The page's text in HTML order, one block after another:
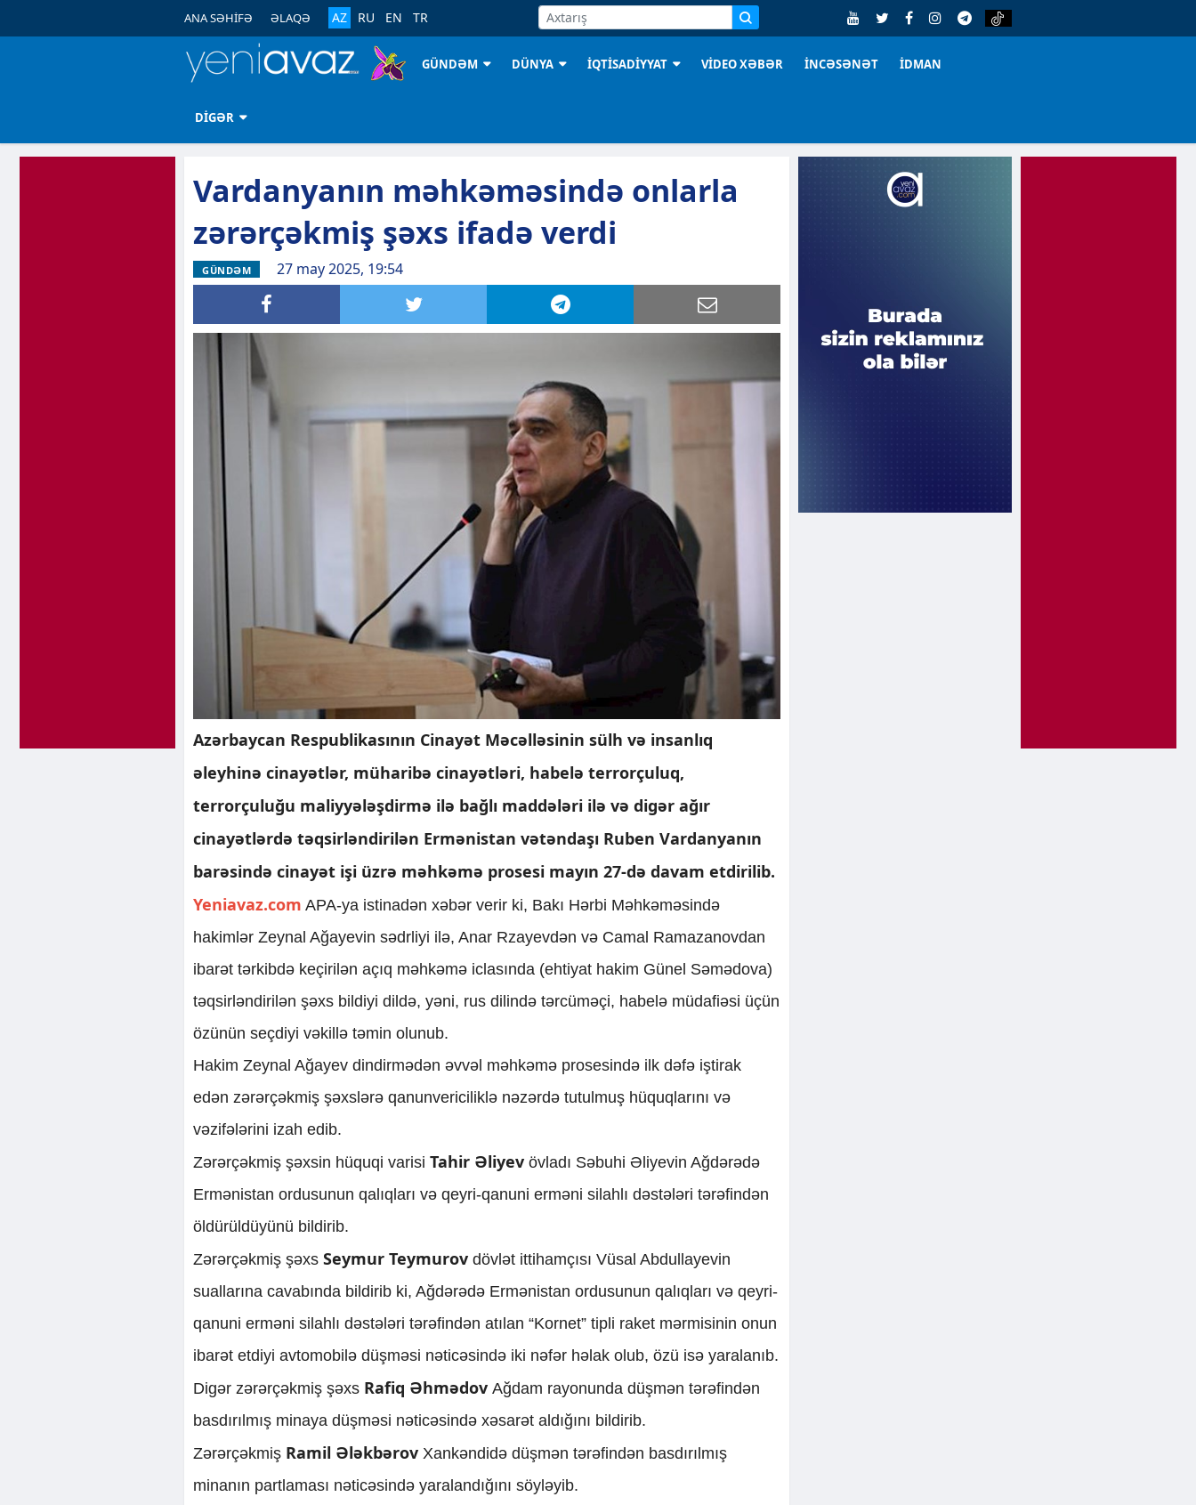
ANA SƏHİFƏ ƏLAQƏ AZ RU EN TR
GÜNDƏM DÜNYA İQTİSADİYYAT VİDEO XƏBƏR İNCƏSƏNƏT İDMAN
DİGƏR
Vardanyanın məhkəməsində onlarla
zərərçəkmiş şəxs ifadə verdi
GÜNDƏM 27 may 2025, 19:54
Azərbaycan Respublikasının Cinayət Məcəlləsinin sülh və insanlıq
əleyhinə cinayətlər, müharibə cinayətləri, habelə terrorçuluq,
terrorçuluğu maliyyələşdirmə ilə bağlı maddələri ilə və digər ağır
cinayətlərdə təqsirləndirilən Ermənistan vətəndaşı Ruben Vardanyanın
barəsində cinayət işi üzrə məhkəmə prosesi mayın 27-də davam etdirilib.
Yeniavaz.com APA-ya istinadən xəbər verir ki, Bakı Hərbi Məhkəməsində
hakimlər Zeynal Ağayevin sədrliyi ilə, Anar Rzayevdən və Camal Ramazanovdan
ibarət tərkibdə keçirilən açıq məhkəmə iclasında (ehtiyat hakim Günel Səmədova)
təqsirləndirilən şəxs bildiyi dildə, yəni, rus dilində tərcüməçi, habelə müdafiəsi üçün
özünün seçdiyi vəkillə təmin olunub.
Hakim Zeynal Ağayev dindirmədən əvvəl məhkəmə prosesində ilk dəfə iştirak
edən zərərçəkmiş şəxslərə qanunvericiliklə nəzərdə tutulmuş hüquqlarını və
vəzifələrini izah edib.
Zərərçəkmiş şəxsin hüquqi varisi Tahir Əliyev övladı Səbuhi Əliyevin Ağdərədə
Ermənistan ordusunun qalıqları və qeyri-qanuni erməni silahlı dəstələri tərəfindən
öldürüldüyünü bildirib.
Zərərçəkmiş şəxs Seymur Teymurov dövlət ittihamçısı Vüsal Abdullayevin
suallarına cavabında bildirib ki, Ağdərədə Ermənistan ordusunun qalıqları və qeyri-
qanuni erməni silahlı dəstələri tərəfindən atılan “Kornet” tipli raket mərmisinin onun
ibarət etdiyi avtomobilə düşməsi nəticəsində iki nəfər həlak olub, özü isə yaralanıb.
Digər zərərçəkmiş şəxs Rafiq Əhmədov Ağdam rayonunda düşmən tərəfindən
basdırılmış minaya düşməsi nəticəsində xəsarət aldığını bildirib.
Zərərçəkmiş Ramil Ələkbərov Xankəndidə düşmən tərəfindən basdırılmış
minanın partlaması nəticəsində yaralandığını söyləyib.